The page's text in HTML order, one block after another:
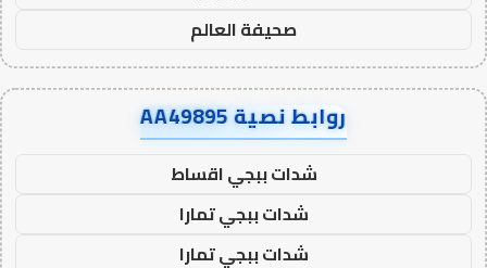
صحيفة العالم
روابط نصية AA49895
شدات ببجي اقساط
شدات ببجي تمارا
شدات ببجي تمارا